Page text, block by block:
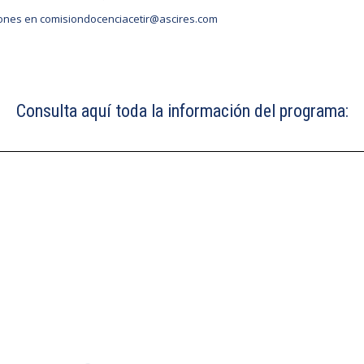
en comisiondocenciacetir@ascires.com
Consulta aquí toda la información del programa: